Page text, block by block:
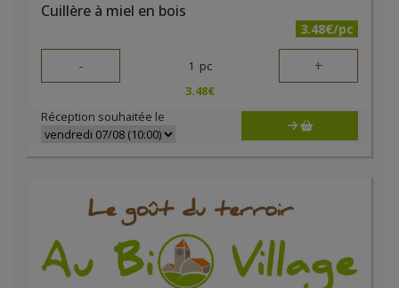
Cuillère à miel en bois
3.48€/pc
- 1 pc +
3.48€
Réception souhaitée le